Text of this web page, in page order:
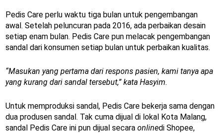
Pedis Care perlu waktu tiga bulan untuk pengembangan
awal. Setelah peluncuran pada 2016, ada perbaikan desain
setiap enam bulan. Pedis Care pun melacak pengembangan
sandal dari konsumen setiap bulan untuk perbaikan kualitas.
“Masukan yang pertama dari respons pasien, kami tanya apa
yang kurang dari sandal tersebut,” kata Hasyim.
Untuk memproduksi sandal, Pedis Care bekerja sama dengan
dua produsen sandal. Tak cuma dijual di lokal Kota Malang,
sandal Pedis Care ini pun dijual secara onlinedi Shopee,